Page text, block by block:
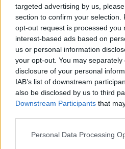
targeted advertising by us,
section to confirm your selection.
opt-out request is processed you
interest-based ads based on
us or personal information
your opt-out. You may
disclosure of your personal
IAB’s list of downstream
also be disclosed by us to third
Downstream Participants that
Personal Data Processing
19χρονο
για
ΣΉΜΕΡΑ
Βίντεο που
μεταφορά
Πάρο:
του σε
Βούτηξε